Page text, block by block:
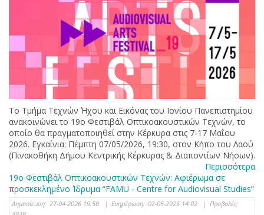
Το Τμήμα Τεχνών Ήχου και Εικόνας του Ιονίου Πανεπιστημίου
ανακοινώνει το 19ο Φεστιβάλ Οπτικοακουστικών Τεχνών, το
οποίο θα πραγματοποιηθεί στην Κέρκυρα στις 7-17 Μαΐου
2026. Εγκαίνια: Πέμπτη 07/05/2026, 19:30, στον Κήπο του Λαού
(Πινακοθήκη Δήμου Κεντρικής Κέρκυρας & Διαποντίων Νήσων).
Περισσότερα
19ο Φεστιβάλ Οπτικοακουστικών Τεχνών: Αφιέρωμα σε
προσκεκλημένο Ίδρυμα “FAMU - Centre for Audiovisual Studies”
Δημοσίευση: 27-04-2026 19:50 | Ενημέρωση: 02-05-2026 14:02 | Προβολές: